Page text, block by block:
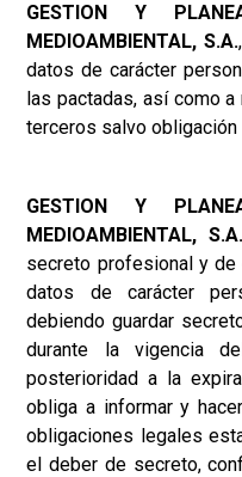
GESTION Y
MEDIOAMBIENTAL, S.A.
datos de carácter
las pactadas, así como
terceros salvo obligación
GESTION Y
MEDIOAMBIENTAL,
secreto profesional y
datos de carácter
debiendo guardar
durante la vigencia
posterioridad a la
obliga a informar y
obligaciones legales
el deber de secreto,